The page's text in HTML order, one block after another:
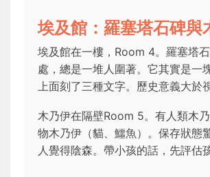
埃及館：羅塞塔石碑與
埃及館在一樓，Room 4。羅塞塔
處，總是一堆人圍著。它其實是一
上面刻了三種文字。歷史意義大於
木乃伊在隔壁Room 5。有人類木
物木乃伊（貓、鱷魚）。保存狀態
人覺得陰森。帶小孩的話，先評估